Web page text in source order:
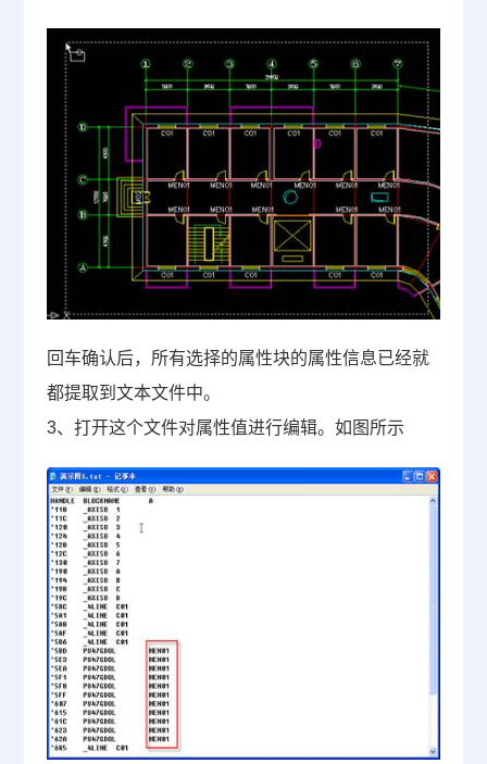
回车确认后，所有选择的属性块的属性信息已经就
都提取到文本文件中。
3、打开这个文件对属性值进行编辑。如图所示